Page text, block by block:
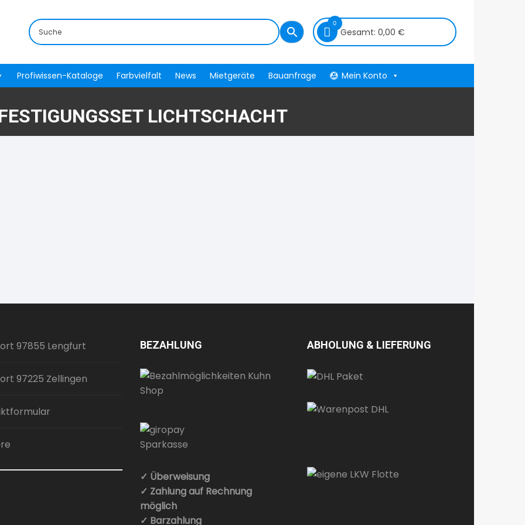
0
Gesamt: 0,00 €
Profiwissen-Kataloge Farbvielfalt News Mietgeräte Bauanfrage Mein Konto
LICHTSCHACHT
97855 Lengfurt
97225 Zellingen
BEZAHLUNG
✓ Überweisung
✓ Zahlung auf Rechnung
möglich
✓ Barzahlung
ABHOLUNG & LIEFERUNG